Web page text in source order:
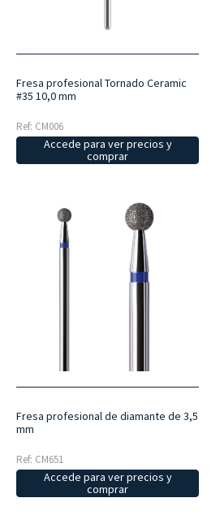
Fresa profesional Tornado Ceramic
#35 10,0 mm
Ref: CM006
Accede para ver precios y
comprar
Fresa profesional de diamante de 3,5
mm
Ref: CM651
Accede para ver precios y
comprar